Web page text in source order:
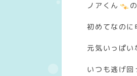
ノアくん
初めてなのに
元気いっぱい
いつも逃げ回